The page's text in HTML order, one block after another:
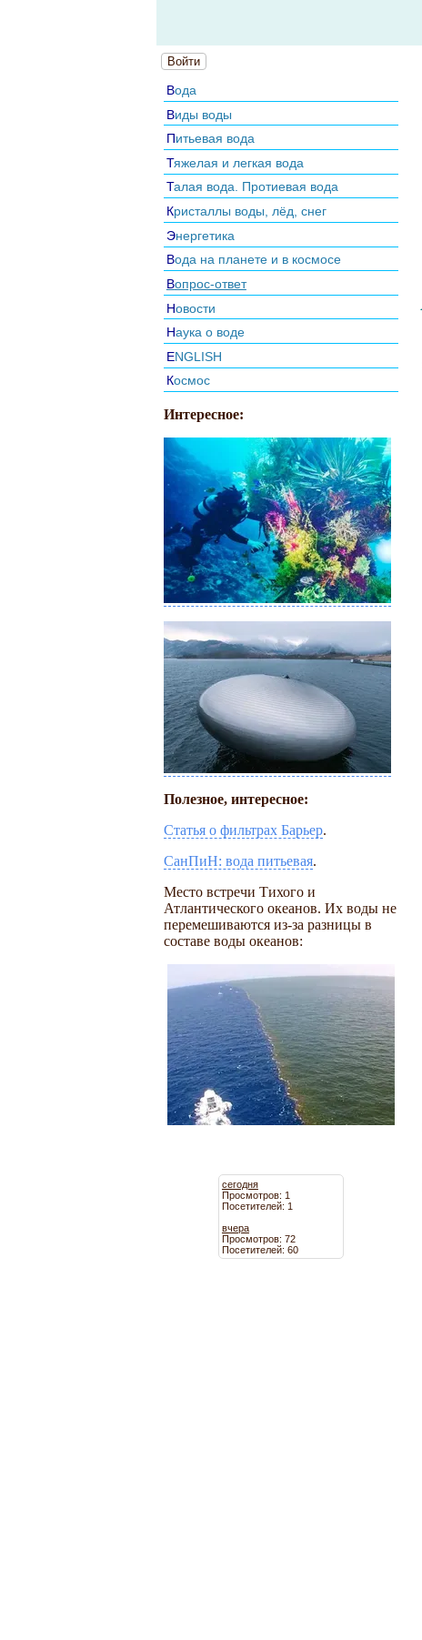
Войти
Вода
Виды воды
Питьевая вода
Тяжелая и легкая вода
Талая вода. Протиевая вода
Кристаллы воды, лёд, снег
Энергетика
Вода на планете и в космосе
Вопрос-ответ
Новости
Наука о воде
ENGLISH
Космос
Интересное:
Полезное, интересное:
Статья о фильтрах Барьер.
СанПиН: вода питьевая.
Место встречи Тихого и
Атлантического океанов. Их воды не
перемешиваются из-за разницы в
составе воды океанов:
сегодня
Просмотров: 1
Посетителей: 1
вчера
Просмотров: 72
Посетителей: 60